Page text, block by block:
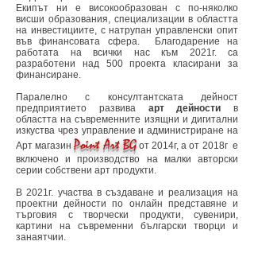
Екипът ни е високообразован с по-няколко
висши образования, специализации в областта
на инвестициите, с натрупан управленски опит
във финансовата сфера. Благодарение на
работата на всички нас към 2021г. са
разработени над 500 проекта класирани за
финансиране.
Паралелно с консултантската дейност
предприятието развива арт дейности в
областта на съвременните изящни и дигитални
изкуства чрез управление и администриране на
Aрт магазин Point ArtBGот 2014г, а от 2018г е
включено и производство на малки авторски
серии собствени арт продукти.
В 2021г. участва в създаване и реализация на
проектни дейности по онлайн представяне и
търговия с творчески продукти, сувенири,
картини на съвременни български творци и
занаятчии.